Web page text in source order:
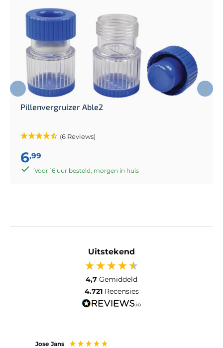
Pillenvergruizer Able2
(6 Reviews)
6,99
Voor 16 uur besteld, morgen in huis
Uitstekend
4,7 Gemiddeld
4.721 Recensies
Jose Jans